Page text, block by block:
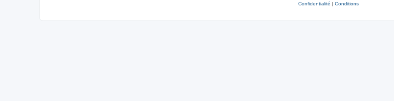
Confidentialité | Conditions